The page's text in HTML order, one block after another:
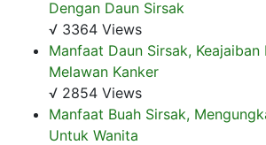
Dengan Daun Sirsak
√ 3364 Views
Manfaat Daun Sirsak, Keajaiban
Melawan Kanker
√ 2854 Views
Manfaat Buah Sirsak,
Untuk Wanita